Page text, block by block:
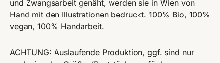
und Zwangsarbeit genäht, werden sie in Wien von
Hand mit den Illustrationen bedruckt. 100% Bio, 100%
vegan, 100% Handarbeit.
ACHTUNG: Auslaufende Produktion, ggf. sind nur